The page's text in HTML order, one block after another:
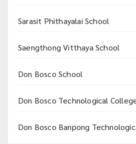
Sarasit Phithayalai School
Saengthong Vitthaya School
Don Bosco School
Don Bosco Technological
Don Bosco Banpong